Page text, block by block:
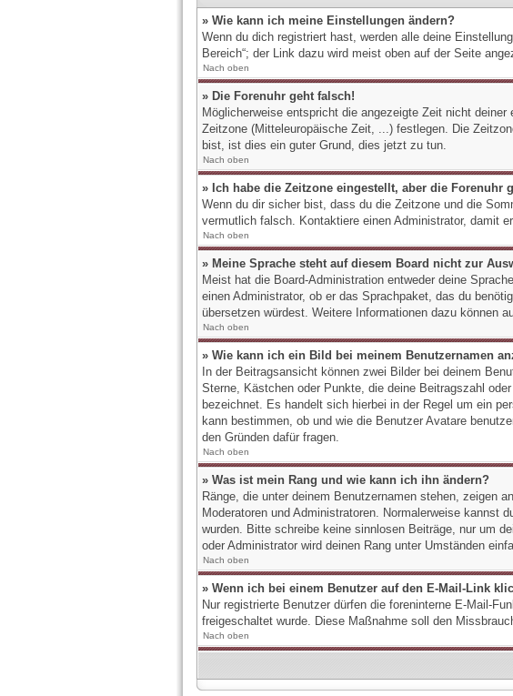
» Wie kann ich meine Einstellungen ändern?
Wenn du dich registriert hast, werden alle deine
Bereich“; der Link dazu wird meist oben auf der Seite
Nach oben
» Die Forenuhr geht falsch!
Möglicherweise entspricht die angezeigte Zeit nicht
Zeitzone (Mitteleuropäische Zeit, ...) festlegen. Die
bist, ist dies ein guter Grund, dies jetzt zu tun.
Nach oben
» Ich habe die Zeitzone eingestellt, aber die Forenuhr
Wenn du dir sicher bist, dass du die Zeitzone und die
vermutlich falsch. Kontaktiere einen Administrator, damit
Nach oben
» Meine Sprache steht auf diesem Board nicht zur
Meist hat die Board-Administration entweder deine
einen Administrator, ob er das Sprachpaket, das du
übersetzen würdest. Weitere Informationen dazu können
Nach oben
» Wie kann ich ein Bild bei meinem Benutzernamen
In der Beitragsansicht können zwei Bilder bei deinem
Sterne, Kästchen oder Punkte, die deine Beitragszahl
bezeichnet. Es handelt sich hierbei in der Regel um ein
kann bestimmen, ob und wie die Benutzer Avatare
den Gründen dafür fragen.
Nach oben
» Was ist mein Rang und wie kann ich ihn ändern?
Ränge, die unter deinem Benutzernamen stehen, zeigen
Moderatoren und Administratoren. Normalerweise kannst
wurden. Bitte schreibe keine sinnlosen Beiträge, nur um
oder Administrator wird deinen Rang unter Umständen
Nach oben
» Wenn ich bei einem Benutzer auf den E-Mail-Link
Nur registrierte Benutzer dürfen die foreninterne E-Mail-
freigeschaltet wurde. Diese Maßnahme soll den
Nach oben